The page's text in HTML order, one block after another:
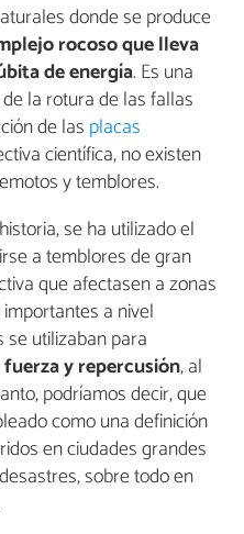
donde se produce
rocoso que lleva
de energía. Es una
la rotura de las fallas
de las placas
científica, no existen
y temblores.
se ha utilizado el
a temblores de gran
que afectasen a zonas
a nivel
se utilizaban para
y repercusión, al
podríamos decir, que
como una definición
en ciudades grandes
sobre todo en